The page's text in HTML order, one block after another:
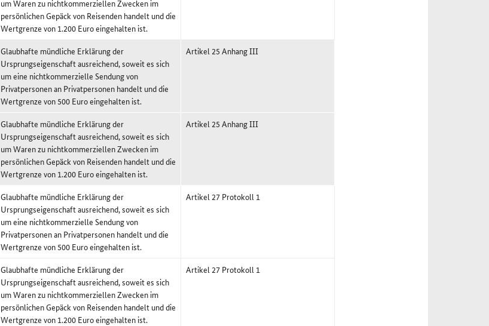
um Waren zu nichtkommerziellen Zwecken im
persönlichen Gepäck von Reisenden handelt und die
Wertgrenze von 1.200 Euro eingehalten ist.
Glaubhafte mündliche Erklärung der
Ursprungseigenschaft ausreichend, soweit es sich
um eine nichtkommerzielle Sendung von
Privatpersonen an Privatpersonen handelt und die
Wertgrenze von 500 Euro eingehalten ist.
Artikel 25 Anhang III
Glaubhafte mündliche Erklärung der
Ursprungseigenschaft ausreichend, soweit es sich
um Waren zu nichtkommerziellen Zwecken im
persönlichen Gepäck von Reisenden handelt und die
Wertgrenze von 1.200 Euro eingehalten ist.
Artikel 25 Anhang III
Glaubhafte mündliche Erklärung der
Ursprungseigenschaft ausreichend, soweit es sich
um eine nichtkommerzielle Sendung von
Privatpersonen an Privatpersonen handelt und die
Wertgrenze von 500 Euro eingehalten ist.
Artikel 27 Protokoll 1
Glaubhafte mündliche Erklärung der
Ursprungseigenschaft ausreichend, soweit es sich
um Waren zu nichtkommerziellen Zwecken im
persönlichen Gepäck von Reisenden handelt und die
Wertgrenze von 1.200 Euro eingehalten ist.
Artikel 27 Protokoll 1